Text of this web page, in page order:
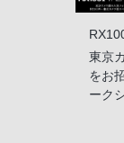
東京
をお
ーク